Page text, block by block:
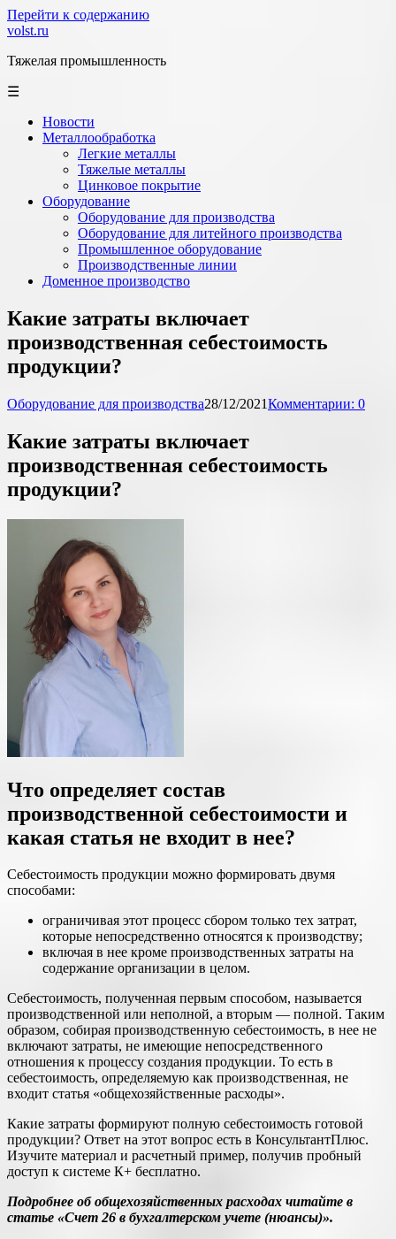
Перейти к содержанию
volst.ru
Тяжелая промышленность
☰
Новости
Металлообработка
Легкие металлы
Тяжелые металлы
Цинковое покрытие
Оборудование
Оборудование для производства
Оборудование для литейного производства
Промышленное оборудование
Производственные линии
Доменное производство
Какие затраты включает
производственная себестоимость
продукции?
Оборудование для производства28/12/2021Комментарии: 0
Какие затраты включает
производственная себестоимость
продукции?
Что определяет состав
производственной себестоимости и
какая статья не входит в нее?
Себестоимость продукции можно формировать двумя
способами:
ограничивая этот процесс сбором только тех затрат,
которые непосредственно относятся к производству;
включая в нее кроме производственных затраты на
содержание организации в целом.
Себестоимость, полученная первым способом, называется
производственной или неполной, а вторым — полной. Таким
образом, собирая производственную себестоимость, в нее не
включают затраты, не имеющие непосредственного
отношения к процессу создания продукции. То есть в
себестоимость, определяемую как производственная, не
входит статья «общехозяйственные расходы».
Какие затраты формируют полную себестоимость готовой
продукции? Ответ на этот вопрос есть в КонсультантПлюс.
Изучите материал и расчетный пример, получив пробный
доступ к системе К+ бесплатно.
Подробнее об общехозяйственных расходах читайте в
статье «Счет 26 в бухгалтерском учете (нюансы)».